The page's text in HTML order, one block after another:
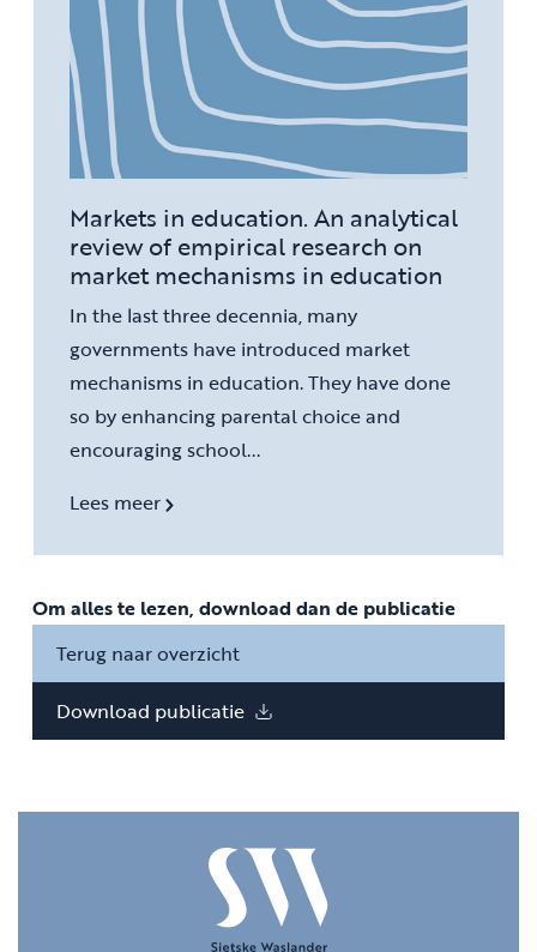
Markets in education. An analytical
review of empirical research on
market mechanisms in education
In the last three decennia, many
governments have introduced market
mechanisms in education. They have done
so by enhancing parental choice and
encouraging school...
Lees meer
Om alles te lezen, download dan de publicatie
Terug naar overzicht
Download publicatie